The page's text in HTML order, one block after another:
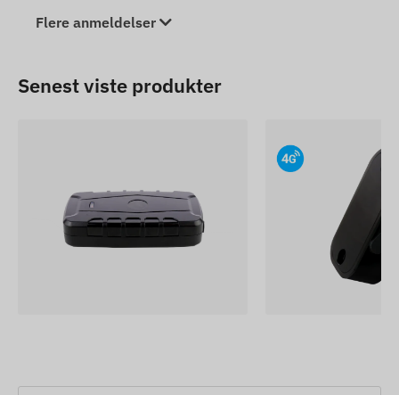
Flere anmeldelser
Senest viste produkter